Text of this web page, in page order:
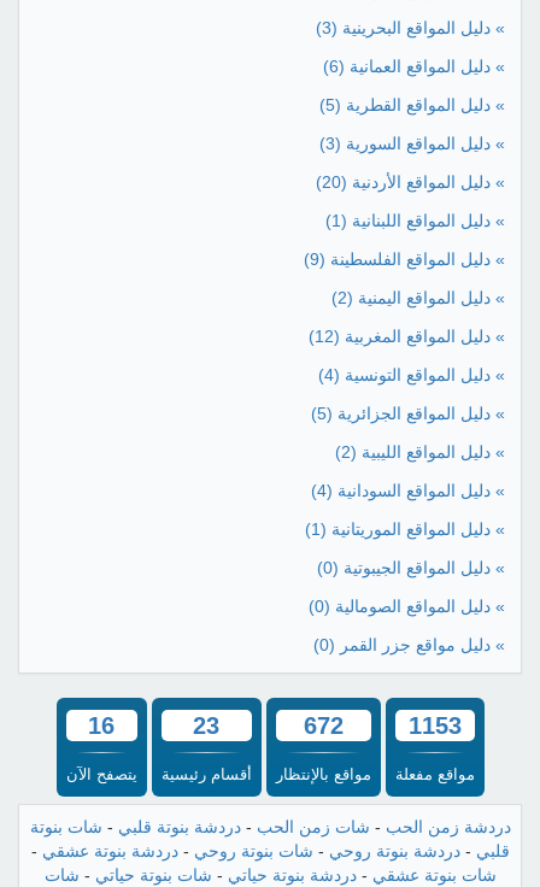
» دليل المواقع البحرينية (3)
» دليل المواقع العمانية (6)
» دليل المواقع القطرية (5)
» دليل المواقع السورية (3)
» دليل المواقع الأردنية (20)
» دليل المواقع اللبنانية (1)
» دليل المواقع الفلسطينة (9)
» دليل المواقع اليمنية (2)
» دليل المواقع المغربية (12)
» دليل المواقع التونسية (4)
» دليل المواقع الجزائرية (5)
» دليل المواقع الليبية (2)
» دليل المواقع السودانية (4)
» دليل المواقع الموريتانية (1)
» دليل المواقع الجيبوتية (0)
» دليل المواقع الصومالية (0)
» دليل مواقع جزر القمر (0)
1153
مواقع مفعلة
672
مواقع بالإنتظار
23
أقسام رئيسية
16
يتصفح الآن
دردشة زمن الحب - شات زمن الحب -دردشة بنوتة قلبي - شات بنوتة
قلبي -دردشة بنوتة روحي - شات بنوتة روحي -دردشة بنوتة عشقي -
شات بنوتة عشقي -دردشة بنوتة حياتي - شات بنوتة حياتي - شات